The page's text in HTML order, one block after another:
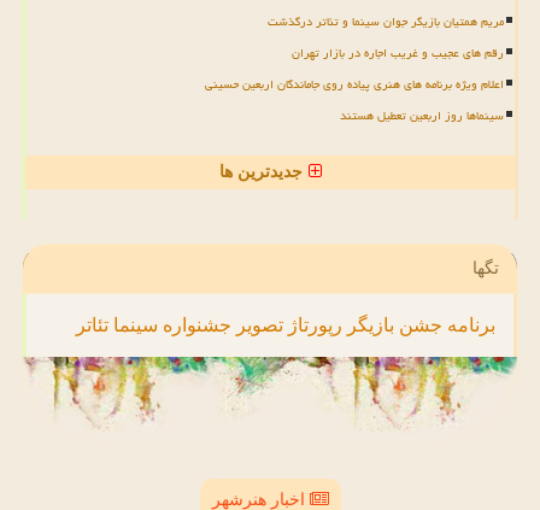
مریم همتیان بازیگر جوان سینما و تئاتر درگذشت
رقم های عجیب و غریب اجاره در بازار تهران
اعلام ویژه برنامه های هنری پیاده روی جاماندگان اربعین حسینی
سینماها روز اربعین تعطیل هستند
جدیدترین ها
تگها
برنامه جشن بازیگر رپورتاژ تصویر جشنواره سینما تئاتر
اخبار هنرشهر